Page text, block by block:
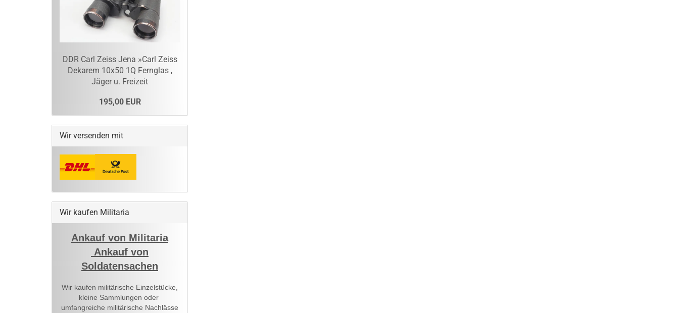
DDR Carl Zeiss Jena »Carl Zeiss
Dekarem 10x50 1Q Fernglas ,
Jäger u. Freizeit
195,00 EUR
Wir versenden mit
Wir kaufen Militaria
Ankauf von Militaria
Ankauf von
Soldatensachen
Wir kaufen militärische Einzelstücke,
kleine Sammlungen oder
umfangreiche militärische Nachlässe